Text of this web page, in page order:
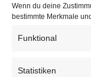
Wenn du deine
bestimmte Merkmale
Funktional
Statistiken
Höffner Run